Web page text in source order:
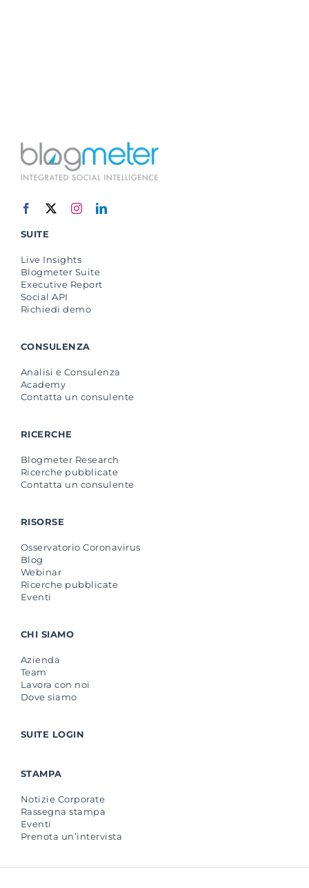
SUITE
Live Insights
Blogmeter Suite
Executive Report
Social API
Richiedi demo
CONSULENZA
Analisi e Consulenza
Academy
Contatta un consulente
RICERCHE
Blogmeter Research
Ricerche pubblicate
Contatta un consulente
RISORSE
Osservatorio Coronavirus
Blog
Webinar
Ricerche pubblicate
Eventi
CHI SIAMO
Azienda
Team
Lavora con noi
Dove siamo
SUITE LOGIN
STAMPA
Notizie Corporate
Rassegna stampa
Eventi
Prenota un’intervista